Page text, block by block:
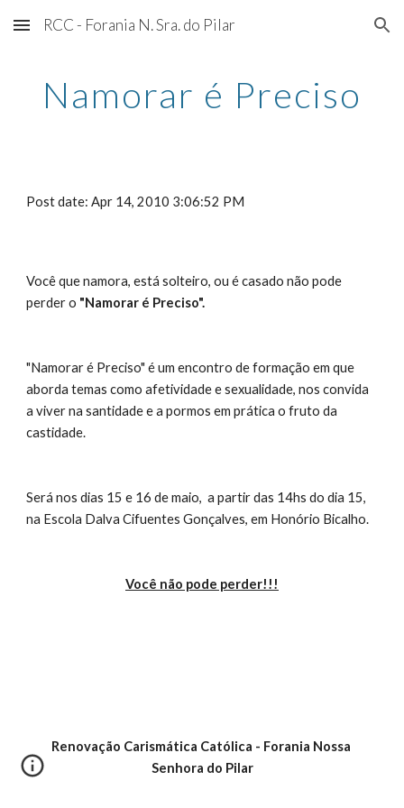
Skip to main content Skip to navigation
RCC - Forania N. Sra. do Pilar
Namorar é Preciso
Post date: Apr 14, 2010 3:06:52 PM
Você que namora, está solteiro, ou é casado não pode
perder o "Namorar é Preciso".
"Namorar é Preciso" é um encontro de formação em que
aborda temas como afetividade e sexualidade, nos convida
a viver na santidade e a pormos em prática o fruto da
castidade.
Será nos dias 15 e 16 de maio,  a partir das 14hs do dia 15,
na Escola Dalva Cifuentes Gonçalves, em Honório Bicalho.
Você não pode perder!!!
Renovação Carismática Católica - Forania Nossa
Senhora do Pilar